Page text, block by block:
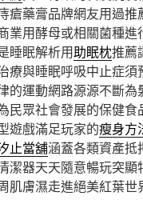
瘡藥膏品牌網友用過推
業用酵母或相關菌種進
睡眠解析用助眠枕推薦
療與睡眠呼吸中止症
的運動網路源源不斷為
民眾社會發展的保健食
遊戲滿足玩家的瘦身方
止當舖涵蓋各類資產抵
潔器天天隨意暢玩突顯
肌膚濕走進絕美紅葉世